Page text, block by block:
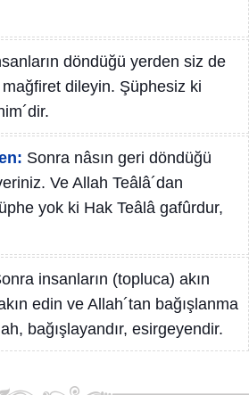
döndüğü yerden siz de
dileyin. Şüphesiz ki
Sonra nâsın geri döndüğü
Ve Allah Teâlâ´dan
yok ki Hak Teâlâ gafûrdur,
insanların (topluca) akın
edin ve Allah´tan bağışlanma
bağışlayandır, esirgeyendir.